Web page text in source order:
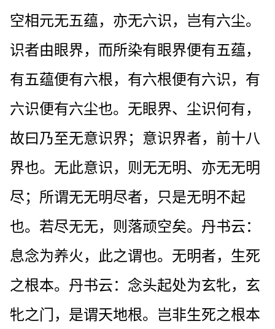
空相元无五蕴，亦无六识，岂有六尘。
识者由眼界，而所染有眼界便有五蕴，
有五蕴便有六根，有六根便有六识，有
六识便有六尘也。无眼界、尘识何有，
故曰乃至无意识界；意识界者，前十八
界也。无此意识，则无无明、亦无无明
尽；所谓无无明尽者，只是无明不起
也。若尽无无，则落顽空矣。丹书云：
息念为养火，此之谓也。无明者，生死
之根本。丹书云：念头起处为玄牝，玄
牝之门，是谓天地根。岂非生死之根本